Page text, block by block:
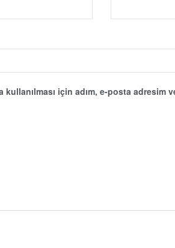
kullanılması için adım, e-posta adresim